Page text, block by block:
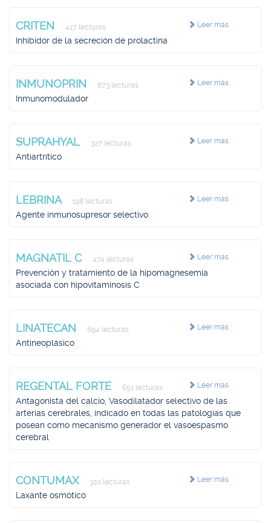
Leer más
CRITEN 417 lecturas
Inhibidor de la secreción de prolactina
Leer más
INMUNOPRIN 673 lecturas
Inmunomodulador
Leer más
SUPRAHYAL 327 lecturas
Antiartrítico
Leer más
LEBRINA 198 lecturas
Agente inmunosupresor selectivo
Leer más
MAGNATIL C 474 lecturas
Prevención y tratamiento de la hipomagnesemia
asociada con hipovitaminosis C
Leer más
LINATECAN 694 lecturas
Antineoplásico
Leer más
REGENTAL FORTE 651 lecturas
Antagonista del calcio, Vasodilatador selectivo de las
arterias cerebrales, indicado en todas las patologías que
posean como mecanismo generador el vasoespasmo
cerebral
Leer más
CONTUMAX 320 lecturas
Laxante osmótico